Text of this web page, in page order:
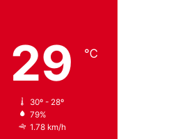
29 ℃
30º - 28º
79%
1.78 km/h